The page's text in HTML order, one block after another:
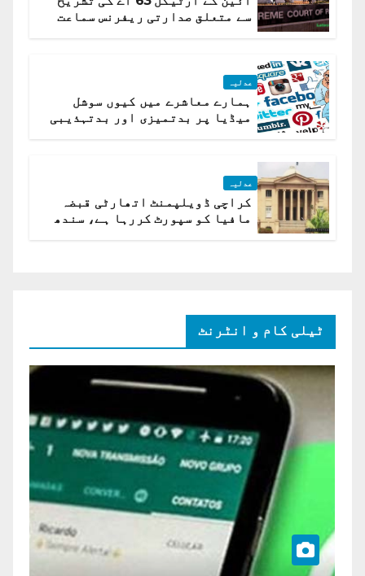
سے متعلق صدارتی ریفرنس سماعت
عدلیہ
ہمارے معاشرے میں کیوں سوشل
میڈیا پر بدتمیزی اور بدتہذیبی
عدلیہ
کراچی ڈویلپمنٹ اتھارٹی قبضہ
مافیا کو سپورٹ کررہا ہے، سندھ
ٹیلی کام و انٹرنٹ